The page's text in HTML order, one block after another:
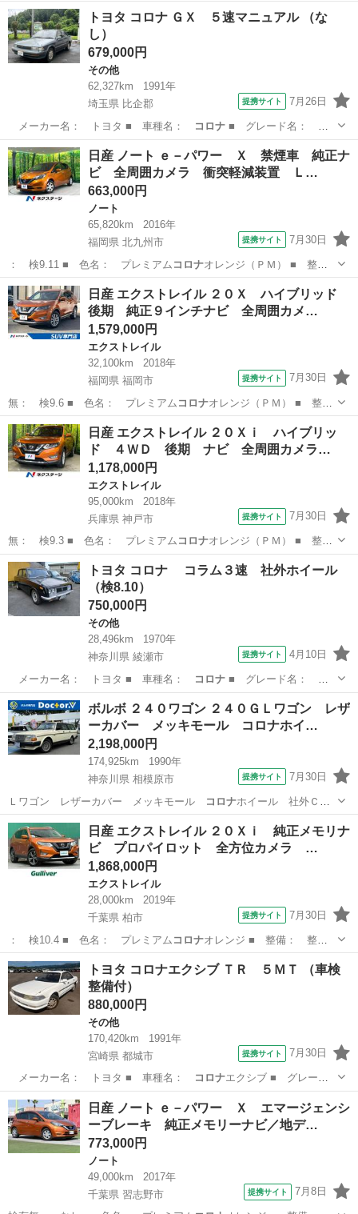
整備付 ■ 保証…
北海道 登別市 エクストレイル
トヨタ コロナ ＧＸ ５速マニュアル （な
し）
679,000円
その他
62,327km
1991年
埼玉県 比企郡
提携サイト 7月26日
メーカー名： トヨタ ■ 車種名： コロナ■ グレード名： Ｇ
Ｘ ５速マニュア…
埼玉 比企郡 その他
日産 ノート ｅ－パワー Ｘ 禁煙車 純正ナ
ビ 全周囲カメラ 衝突軽減装置 Ｌ…
663,000円
ノート
65,820km
2016年
福岡県 北九州市
提携サイト 7月30日
： 検9.11 ■ 色名： プレミアム コロナオレンジ（ＰＭ） ■ 整
備： 整備付 …
福岡 北九州市 ノート
日産 エクストレイル ２０Ｘ ハイブリッド
後期 純正９インチナビ 全周囲カメ…
1,579,000円
エクストレイル
32,100km
2018年
福岡県 福岡市
提携サイト 7月30日
無： 検9.6 ■ 色名： プレミアム コロナオレンジ（ＰＭ） ■ 整
備： 整備付 …
福岡 福岡市 エクストレイル
日産 エクストレイル ２０Ｘｉ ハイブリッ
ド ４ＷＤ 後期 ナビ 全周囲カメラ…
1,178,000円
エクストレイル
95,000km
2018年
兵庫県 神戸市
提携サイト 7月30日
無： 検9.3 ■ 色名： プレミアム コロナオレンジ（ＰＭ） ■ 整
備： 整備付 …
兵庫 神戸市 エクストレイル
トヨタ コロナ コラム３速 社外ホイール
（検8.10）
750,000円
その他
28,496km
1970年
神奈川県 綾瀬市
提携サイト 4月10日
メーカー名： トヨタ ■ 車種名： コロナ■ グレード名：
コラム３速 社外…
神奈川 綾瀬市 その他
ボルボ ２４０ワゴン ２４０ＧＬワゴン レザ
ーカバー メッキモール コロナホイ…
2,198,000円
174,925km
1990年
神奈川県 相模原市
提携サイト 7月30日
Ｌワゴン レザーカバー メッキモール コロナホイール 社外ＣＤ
デッキ 当店買取 保…
神奈川 相模原市 ボルボ（Volvo）
日産 エクストレイル ２０Ｘｉ 純正メモリナ
ビ プロパイロット 全方位カメラ …
1,868,000円
エクストレイル
28,000km
2019年
千葉県 柏市
提携サイト 7月30日
： 検10.4 ■ 色名： プレミアム コロナオレンジ ■ 整備： 整備
付 ■ 保証…
千葉 柏市 エクストレイル
トヨタ コロナエクシブ ＴＲ ５ＭＴ （車検
整備付）
880,000円
その他
170,420km
1991年
宮崎県 都城市
提携サイト 7月30日
メーカー名： トヨタ ■ 車種名： コロナエクシブ ■ グレード
名： ＴＲ ５Ｍ…
宮崎 都城市 その他
日産 ノート ｅ－パワー Ｘ エマージェンシ
ーブレーキ 純正メモリーナビ／地デ…
773,000円
ノート
49,000km
2017年
千葉県 習志野市
提携サイト 7月8日